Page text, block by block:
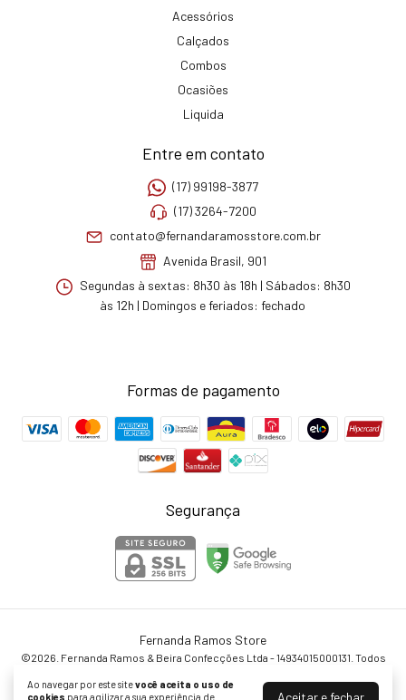
Ao navegar por este sitevocê aceita o uso de
cookies para agilizar a sua experiência de Aceitar e fechar
Acessórios
Calçados
Combos
Ocasiões
Liquida
Entre em contato
(17) 99198-3877
(17) 3264-7200
contato@fernandaramosstore.com.br
Avenida Brasil, 901
Segundas à sextas: 8h30 às 18h | Sábados: 8h30
às 12h | Domingos e feriados: fechado
Formas de pagamento
Segurança
Fernanda Ramos Store
©2026. Fernanda Ramos & Beira Confecções Ltda - 14934015000131. Todos